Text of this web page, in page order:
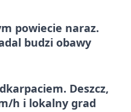
powiecie naraz.
budzi obawy
Deszcz,
h i lokalny grad